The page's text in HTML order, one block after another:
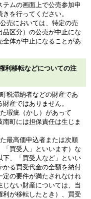
テムの画面上で公売参加申
を行ってください。
売においては、特定の売
品区分）の公売が中止にな
全体が中止になることがあ
利移転などについての注
税滞納者などの財産であ
産ではありません。
瑕疵（かし）があって
南町には担保責任は生じま
最高価申込者または次順
「買受人」といいます）な
下、「買受人など」といい
かる買受代金の全額を納付
定の要件が満たされなけれ
ない財産については、当
利が移転したとき）、買受